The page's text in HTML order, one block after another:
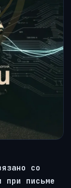
со
при письме